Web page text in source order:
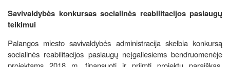
Savivaldybės konkursas socialinės reabilitacijos paslaugų
teikimui
Palangos miesto savivaldybės administracija skelbia konkursą
socialinės reabilitacijos paslaugų neįgaliesiems bendruomenėje